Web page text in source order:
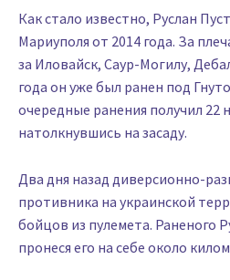
Как стало известно, Руслан
Мариуполя от 2014 года. За
за Иловайск, Саур-Могилу,
года он уже был ранен под
очередные ранения получил 22
натолкнувшись на засаду.
Два дня назад диверсионно-
противника на украинской
бойцов из пулемета. Раненого
пронеся его на себе около